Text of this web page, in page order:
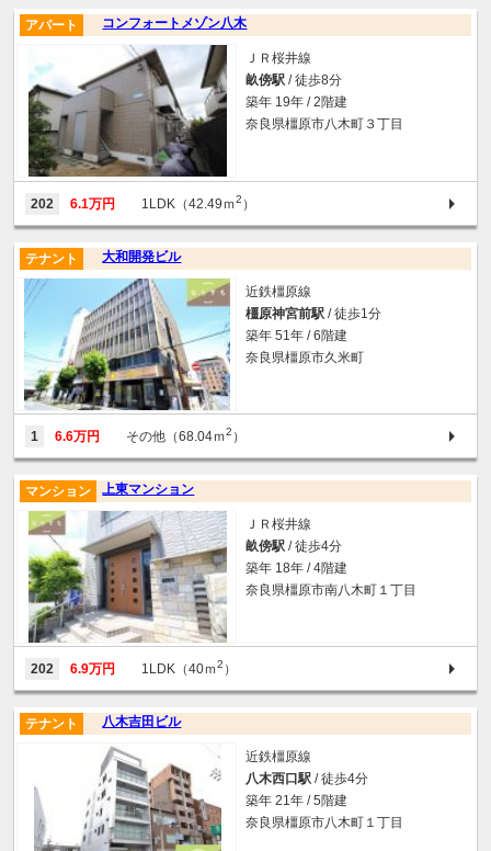
コンフォートメゾン八木
アパート
ＪＲ桜井線
畝傍駅 / 徒歩8分
築年 19年 / 2階建
奈良県橿原市八木町３丁目
202 6.1万円 1LDK（42.49ｍ2 ）
大和開発ビル
テナント
近鉄橿原線
橿原神宮前駅 / 徒歩1分
築年 51年 / 6階建
奈良県橿原市久米町
1 6.6万円 その他（68.04ｍ2 ）
上東マンション
マンション
ＪＲ桜井線
畝傍駅 / 徒歩4分
築年 18年 / 4階建
奈良県橿原市南八木町１丁目
202 6.9万円 1LDK（40ｍ2 ）
八木吉田ビル
テナント
近鉄橿原線
八木西口駅 / 徒歩4分
築年 21年 / 5階建
奈良県橿原市八木町１丁目